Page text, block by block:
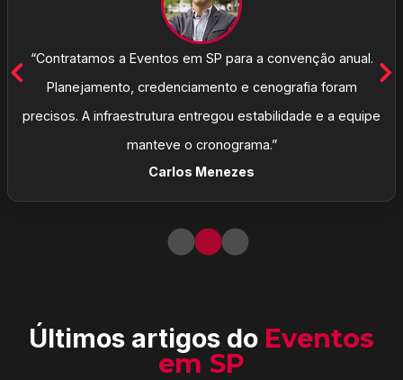
“Contratamos a Eventos em SP para a convenção anual.
Planejamento, credenciamento e cenografia foram
precisos. A infraestrutura entregou estabilidade e a equipe
manteve o cronograma.”
Carlos Menezes
Últimos artigos do Eventos
em SP